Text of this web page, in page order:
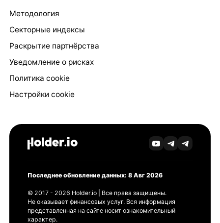
Методология
Секторные индексы
Раскрытие партнёрства
Уведомление о рисках
Политика cookie
Настройки cookie
Последнее обновление данных: 8 Авг 2026
© 2017 - 2026 Holder.io | Все права защищены.
Не оказывает финансовых услуг. Вся информация
представленная на сайте носит ознакомительный
характер.